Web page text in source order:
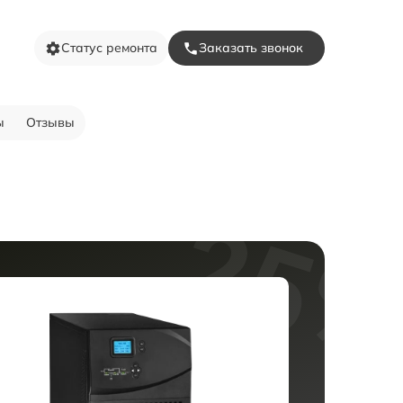
Статус ремонта Заказать звонок
Отзывы